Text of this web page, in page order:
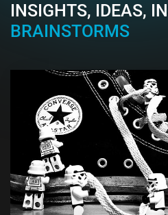
INSIGHTS, IDEAS,
BRAINSTORMS